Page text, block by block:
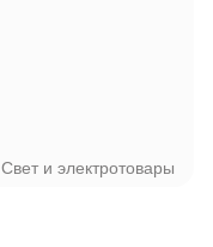
Свет и электротовары